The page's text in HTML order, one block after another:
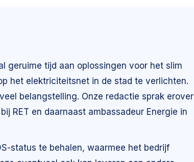
geruime tijd aan oplossingen voor het slim
het elektriciteitsnet in de stad te verlichten.
belangstelling. Onze redactie sprak erover
RET en daarnaast ambassadeur Energie in
status te behalen, waarmee het bedrijf